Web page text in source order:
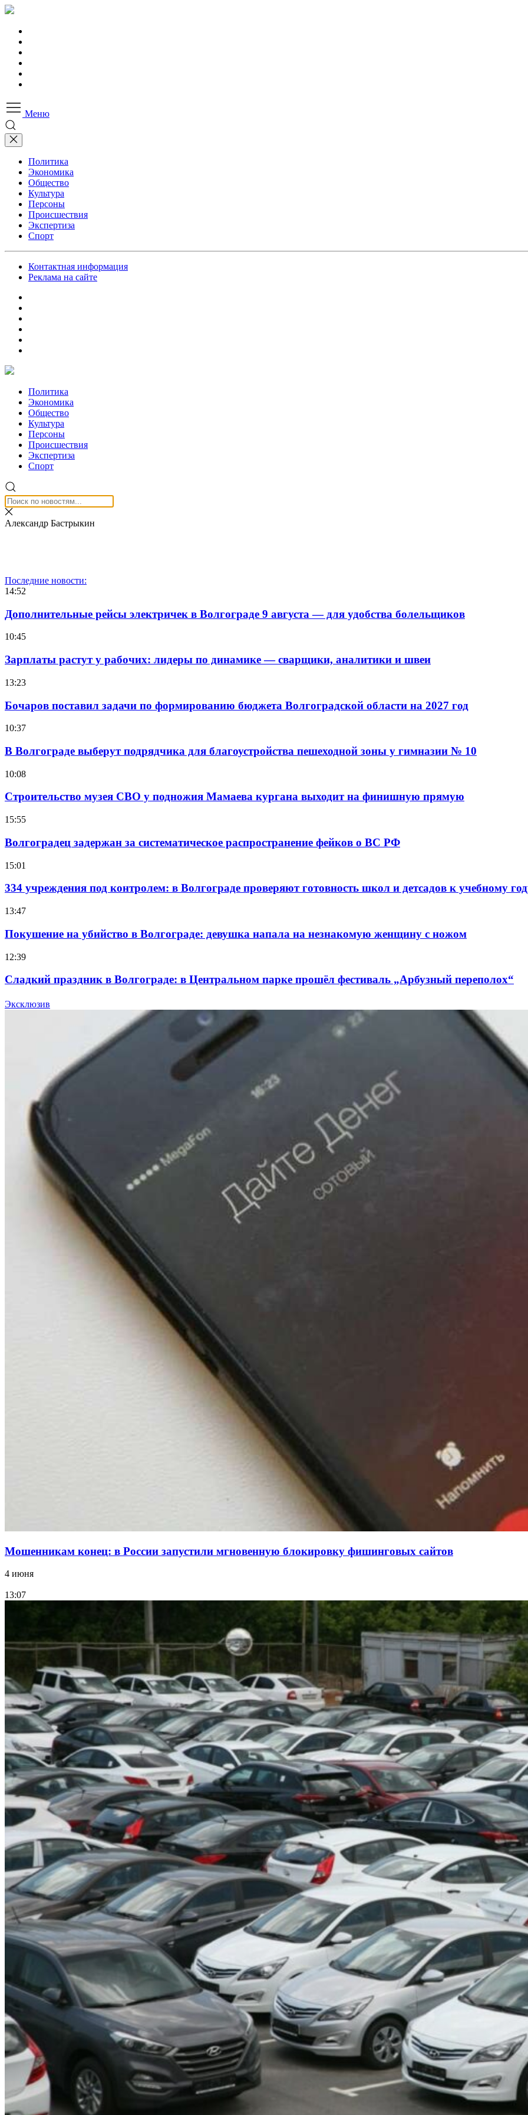
Меню
Политика
Экономика
Общество
Культура
Персоны
Происшествия
Экспертиза
Спорт
Контактная информация
Реклама на сайте
Политика
Экономика
Общество
Культура
Персоны
Происшествия
Экспертиза
Спорт
Александр Бастрыкин
Последние новости:
14:52
Дополнительные рейсы электричек в Волгограде 9 августа — для удобства болельщиков
10:45
Зарплаты растут у рабочих: лидеры по динамике — сварщики, аналитики и швеи
13:23
Бочаров поставил задачи по формированию бюджета Волгоградской области на 2027 год
10:37
В Волгограде выберут подрядчика для благоустройства пешеходной зоны у гимназии № 10
10:08
Строительство музея СВО у подножия Мамаева кургана выходит на финишную прямую
15:55
Волгоградец задержан за систематическое распространение фейков о ВС РФ
15:01
334 учреждения под контролем: в Волгограде проверяют готовность школ и детсадов к учебному
13:47
Покушение на убийство в Волгограде: девушка напала на незнакомую женщину с ножом
12:39
Сладкий праздник в Волгограде: в Центральном парке прошёл фестиваль „Арбузный переполох“
15:10
Волгоградские компании нарастили экспорт: заключены контракты на 3,6 млн долларов
Эксклюзив
Мошенникам конец: в России запустили мгновенную блокировку фишинговых сайтов
4 июня
13:07